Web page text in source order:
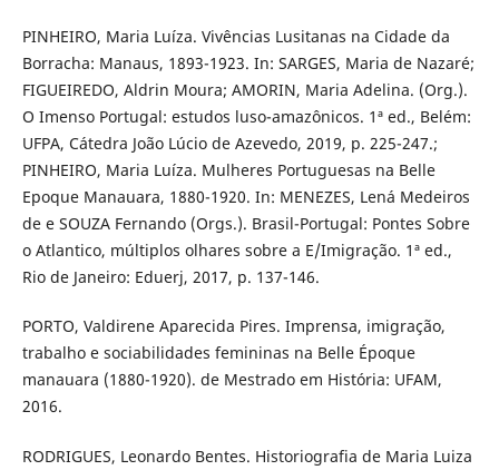
PINHEIRO, Maria Luíza. Vivências Lusitanas na Cidade da
Borracha: Manaus, 1893-1923. In: SARGES, Maria de Nazaré;
FIGUEIREDO, Aldrin Moura; AMORIN, Maria Adelina. (Org.).
O Imenso Portugal: estudos luso-amazônicos. 1ª ed., Belém:
UFPA, Cátedra João Lúcio de Azevedo, 2019, p. 225-247.;
PINHEIRO, Maria Luíza. Mulheres Portuguesas na Belle
Epoque Manauara, 1880-1920. In: MENEZES, Lená Medeiros
de e SOUZA Fernando (Orgs.). Brasil-Portugal: Pontes Sobre
o Atlantico, múltiplos olhares sobre a E/Imigração. 1ª ed.,
Rio de Janeiro: Eduerj, 2017, p. 137-146.
PORTO, Valdirene Aparecida Pires. Imprensa, imigração,
trabalho e sociabilidades femininas na Belle Époque
manauara (1880-1920). de Mestrado em História: UFAM,
2016.
RODRIGUES, Leonardo Bentes. Historiografia de Maria Luiza